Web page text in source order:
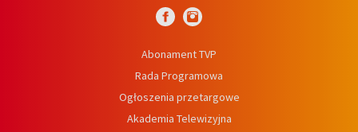
Abonament TVP
Rada Programowa
Ogłoszenia przetargowe
Akademia Telewizyjna